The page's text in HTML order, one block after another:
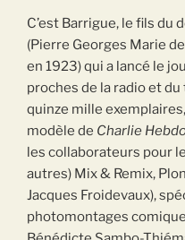
C’est Barrigue, le fils du
(Pierre Georges Marie
en 1923) qui a lancé le
proches de la radio et
quinze mille exemplaires,
modèle de Charlie
les collaborateurs pour
autres) Mix & Remix,
Jacques Froidevaux),
photomontages